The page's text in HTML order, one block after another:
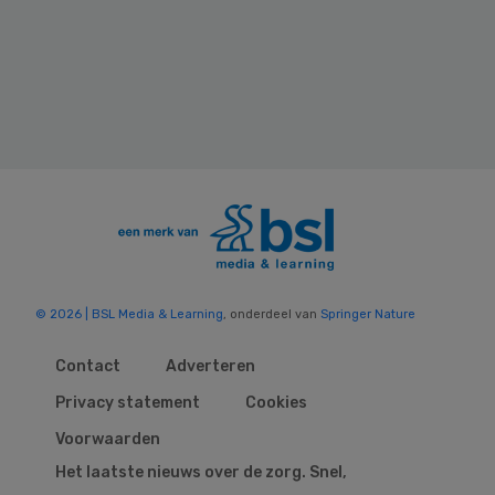
© 2026 | BSL Media & Learning, onderdeel van Springer Nature
Contact
Adverteren
Privacy statement
Cookies
Voorwaarden
Het laatste nieuws over de zorg. Snel,